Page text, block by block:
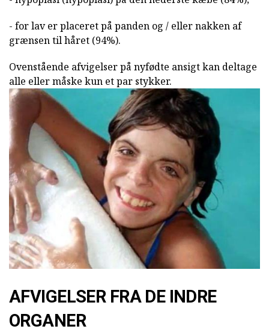
- for lav er placeret på panden og / eller nakken af
grænsen til håret (94%).
Ovenstående afvigelser på nyfødte ansigt kan deltage
alle eller måske kun et par stykker.
AFVIGELSER FRA DE INDRE
ORGANER